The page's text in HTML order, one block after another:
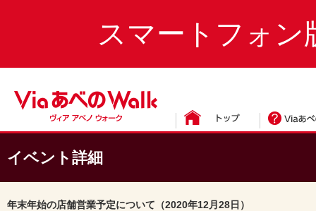
スマートフォ
イベント詳細
年末年始の店舗営業予定について（2020年12月28日）